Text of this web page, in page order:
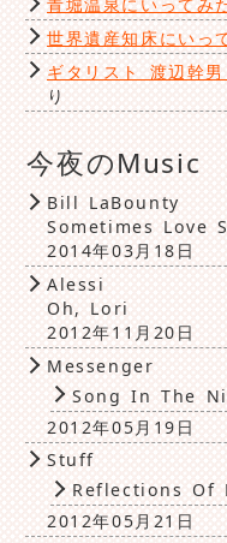
世界遺産知床にいっ
ギタリスト 渡辺幹
り
今夜のMusic
Bill LaBounty
Sometimes Love
2014年03月18日
Alessi
Oh, Lori
2012年11月20日
Messenger
Song In The
2012年05月19日
Stuff
Reflections Of
2012年05月21日